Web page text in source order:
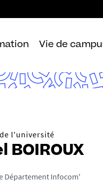
Vie de
l'université
BOIROUX
Département Infocom'